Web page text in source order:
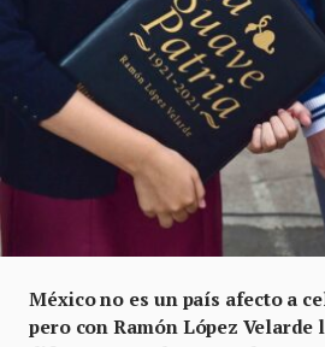
México no es un país afecto a
pero con Ramón López Velarde